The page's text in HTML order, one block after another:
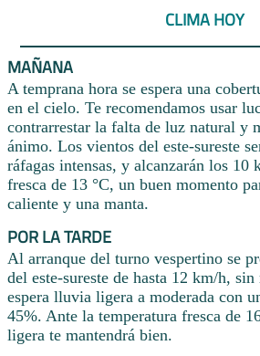
CLIMA HOY
MAÑANA
A temprana hora se espera una
en el cielo. Te recomendamos usar
contrarrestar la falta de luz natural y
ánimo. Los vientos del este-sureste
ráfagas intensas, y alcanzarán los 10
fresca de 13 °C, un buen momento
caliente y una manta.
POR LA TARDE
Al arranque del turno vespertino se
del este-sureste de hasta 12 km/h, sin
espera lluvia ligera a moderada con
45%. Ante la temperatura fresca de
ligera te mantendrá bien.